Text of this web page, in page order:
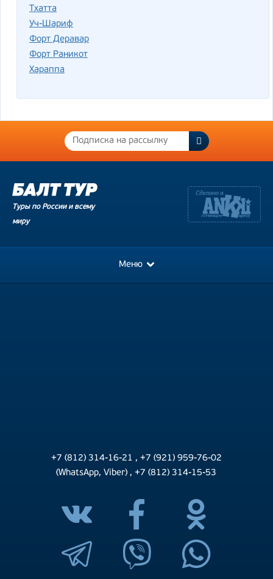
Тхатта
Уч-Шариф
Форт Деравар
Форт Раникот
Хараппа
Туры по России и всему
миру
Меню
+7 (812) 314-16-21 , +7 (921) 959-76-02
(WhatsApp, Viber) ,+7 (812) 314-15-53